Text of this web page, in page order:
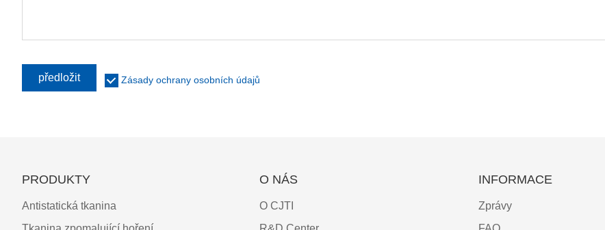
předložit Zásady ochrany osobních údajů
PRODUKTY
Antistatická tkanina
O NÁS
O CJTI
INFORMACE
Zprávy